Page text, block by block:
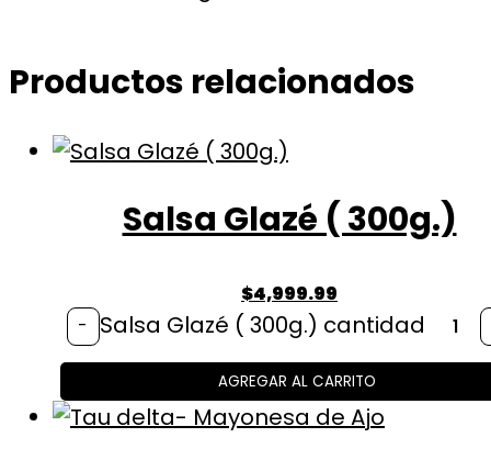
Productos relacionados
Salsa Glazé ( 300g.)
$4,999.99
- Salsa Glazé ( 300g.) cantidad
AGREGAR AL CARRITO